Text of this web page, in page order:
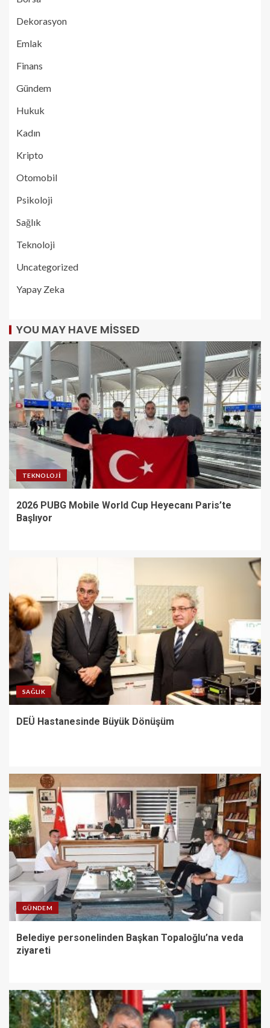
Dekorasyon
Emlak
Finans
Gündem
Hukuk
Kadın
Kripto
Otomobil
Psikoloji
Sağlık
Teknoloji
Uncategorized
Yapay Zeka
YOU MAY HAVE MISSED
TEKNOLOJI
2026 PUBG Mobile World Cup Heyecanı Paris’te
Başlıyor
SAĞLIK
DEÜ Hastanesinde Büyük Dönüşüm
GÜNDEM
Belediye personelinden Başkan Topaloğlu’na veda
ziyareti